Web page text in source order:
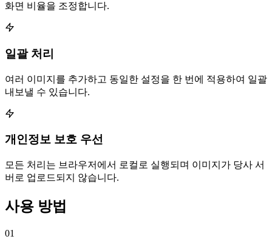
화면 비율을 조정합니다.
일괄 처리
여러 이미지를 추가하고 동일한 설정을 한 번에 적용하여 일괄
내보낼 수 있습니다.
개인정보 보호 우선
모든 처리는 브라우저에서 로컬로 실행되며 이미지가 당사 서
버로 업로드되지 않습니다.
사용 방법
01